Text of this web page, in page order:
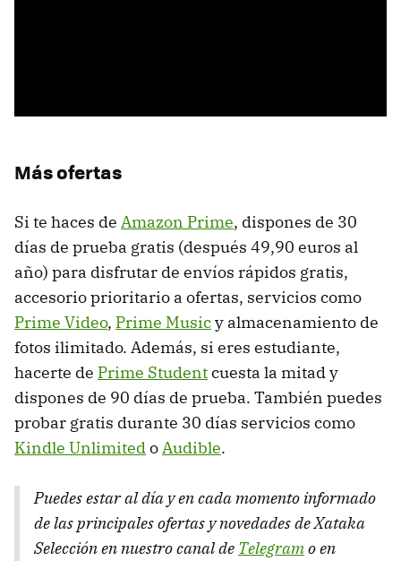
Más ofertas
Si te haces de Amazon Prime, dispones de 30
días de prueba gratis (después 49,90 euros al
año) para disfrutar de envíos rápidos gratis,
accesorio prioritario a ofertas, servicios como
Prime Video, Prime Musicy almacenamiento de
fotos ilimitado. Además, si eres estudiante,
hacerte de Prime Studentcuesta la mitad y
dispones de 90 días de prueba. También puedes
probar gratis durante 30 días servicios como
Kindle UnlimitedoAudible.
Puedes estar al día y en cada momento informado
de las principales ofertas y novedades de Xataka
Selección en nuestro canal de Telegramo en